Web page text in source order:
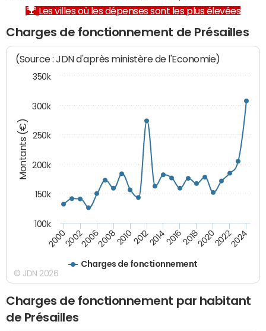
Les villes où les dépenses sont les plus élevées
Charges de fonctionnement de Présailles
Montants (€)
(Source : JDN d'après ministère de l'Economie)
Charges de fonctionnement
200020022006200820102012201420162018202020222024
100k
150k
200k
250k
300k
350k
© JDN 2026
Charges de fonctionnement par habitant
de Présailles